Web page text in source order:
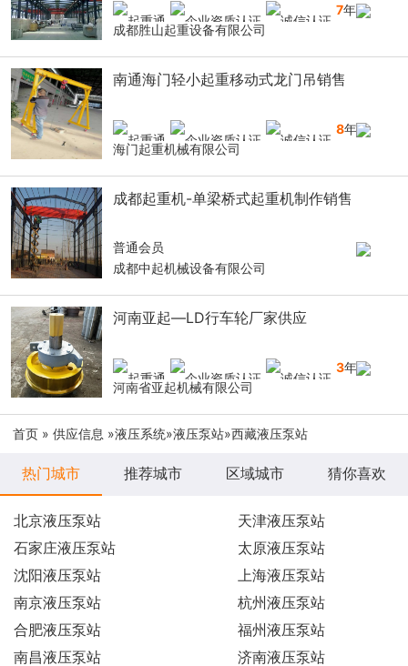
7年
成都胜山起重设备有限公司
南通海门轻小起重移动式龙门吊销售
8年
海门起重机械有限公司
成都起重机-单梁桥式起重机制作销售
普通会员
成都中起机械设备有限公司
河南亚起—LD行车轮厂家供应
3年
河南省亚起机械有限公司
首页 » 供应信息 »液压系统»液压泵站»西藏液压泵站
热门城市 推荐城市 区域城市 猜你喜欢
北京液压泵站
天津液压泵站
石家庄液压泵站
太原液压泵站
沈阳液压泵站
上海液压泵站
南京液压泵站
杭州液压泵站
合肥液压泵站
福州液压泵站
南昌液压泵站
济南液压泵站